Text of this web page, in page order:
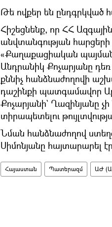
Թե ովքեր են ընդգրկված
Հիշեցնենք, որ ՀՀ
անվտանգության
«Քաղաքացիական
Անդրանիկ Քոչարյանը
քննիչ հանձնաժողովի
դաշինքի պատգամավոր
Քոչարյանի` Ղազինյանը
տիրապետելու
Նման հանձնաժողով
Սիմոնյանը հայտարարել
Հայաստան Պատերազմ ԱԺ